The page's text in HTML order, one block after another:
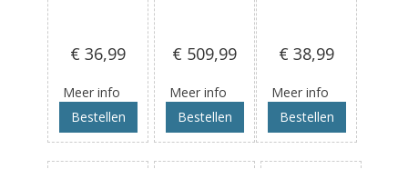
€ 36,99
Meer info
Bestellen
€ 509,99
Meer info
Bestellen
€ 38,99
Meer info
Bestellen